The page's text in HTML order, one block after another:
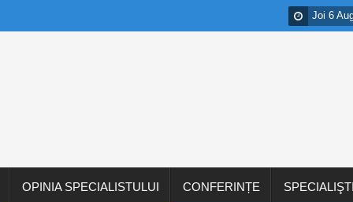
Joi 6
OPINIA SPECIALISTULUI CONFERINȚE SPECIALIŞTI